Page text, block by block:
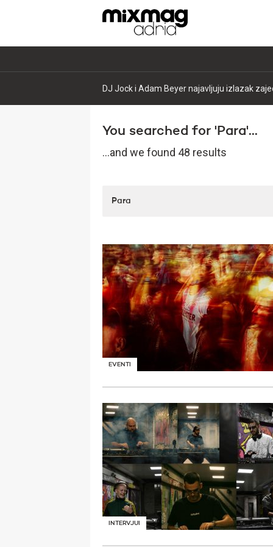
DJ Jock i Adam Beyer najavljuju izlazak
You searched for 'Para'...
...and we found 48 results
EVENTI
INTERVJUI